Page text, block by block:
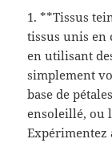
1. **Tissus
tissus unis en
en utilisant
simplement
base de
ensoleillé, ou
Expérimentez